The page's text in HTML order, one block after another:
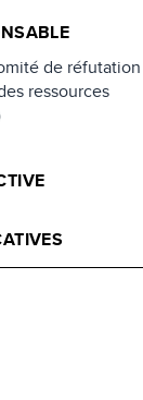
de
ressources